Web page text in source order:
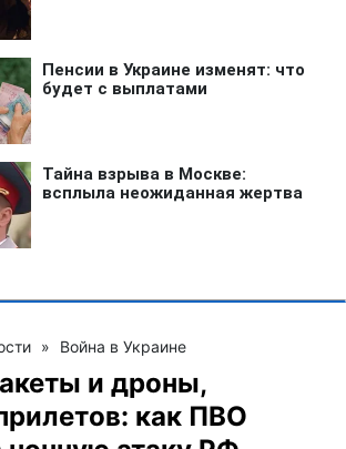
» Война в Украине
и дроны,
как ПВО